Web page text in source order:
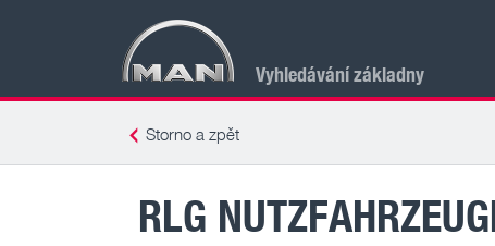
Vyhledávání základny
Storno a zpět
RLG